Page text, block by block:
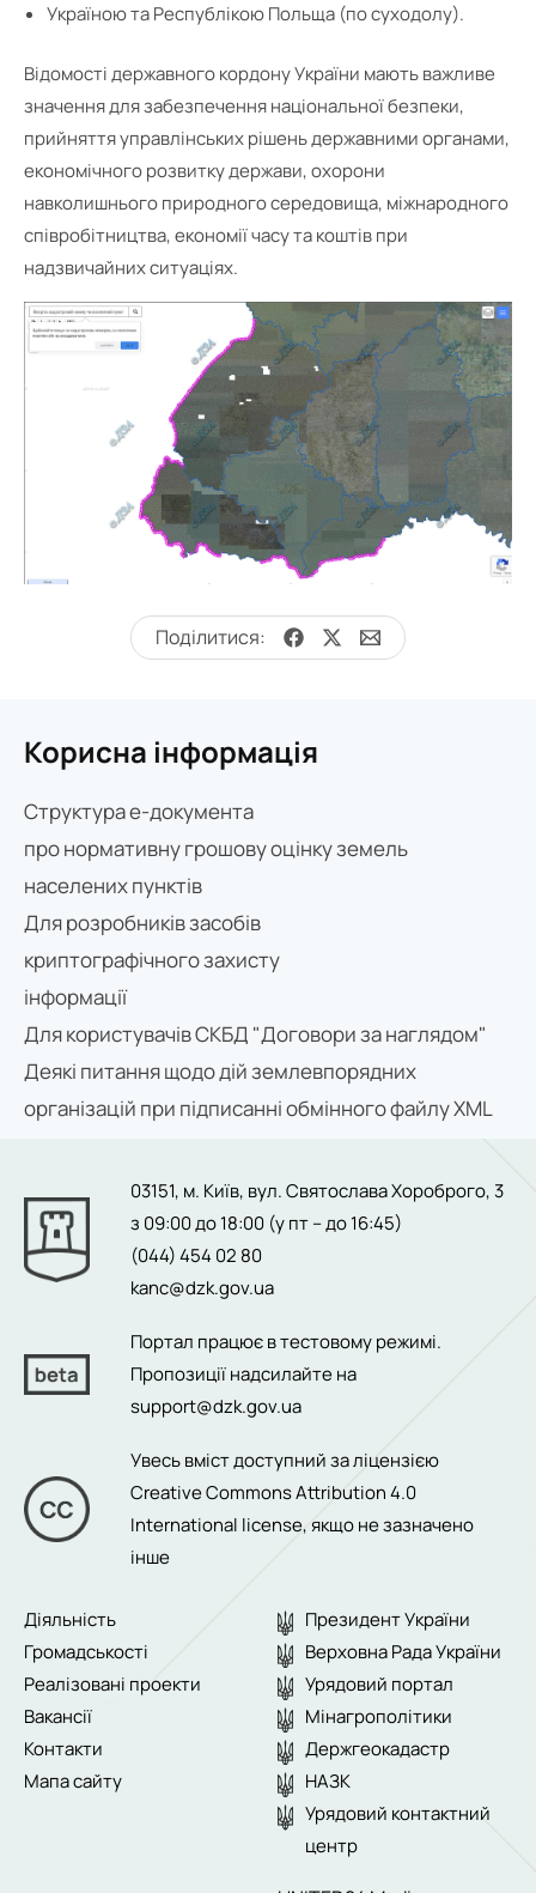
Україною та Республікою Польща (по суходолу).
Відомості державного кордону України мають важливе
значення для забезпечення національної безпеки,
прийняття управлінських рішень державними органами,
економічного розвитку держави, охорони
навколишнього природного середовища, міжнародного
співробітництва, економії часу та коштів при
надзвичайних ситуаціях.
Корисна інформація
Структура е-документа
про нормативну грошову оцінку земель
населених пунктів
Для розробників засобів
криптографічного захисту
інформації
Для користувачів СКБД "Договори за наглядом"
Деякі питання щодо дій землевпорядних
організацій при підписанні обмінного файлу XML
03151, м. Київ, вул. Святослава Хороброго, 3
з 09:00 до 18:00 (у пт – до 16:45)
(044) 454 02 80
kanc@dzk.gov.ua
Портал працює в тестовому режимі.
Пропозиції надсилайте на
support@dzk.gov.ua
Увесь вміст доступний за ліцензією
Creative Commons Attribution 4.0
International license, якщо не зазначено
інше
Діяльність
Громадськості
Реалізовані проекти
Вакансії
Контакти
Мапа сайту
Президент України
Верховна Рада України
Урядовий портал
Мінагрополітики
Держгеокадастр
НАЗК
Урядовий контактний
центр